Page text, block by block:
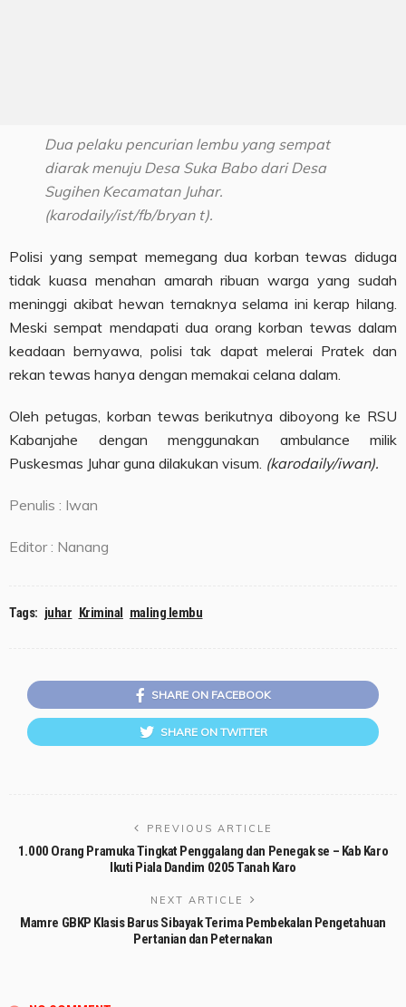
Dua pelaku pencurian lembu yang sempat
diarak menuju Desa Suka Babo dari Desa
Sugihen Kecamatan Juhar.
(karodaily/ist/fb/bryan t).
Polisi yang sempat memegang dua korban tewas diduga
tidak kuasa menahan amarah ribuan warga yang sudah
meninggi akibat hewan ternaknya selama ini kerap hilang.
Meski sempat mendapati dua orang korban tewas dalam
keadaan bernyawa, polisi tak dapat melerai Pratek dan
rekan tewas hanya dengan memakai celana dalam.
Oleh petugas, korban tewas berikutnya diboyong ke RSU
Kabanjahe dengan menggunakan ambulance milik
Puskesmas Juhar guna dilakukan visum. (karodaily/iwan).
Penulis : Iwan
Editor : Nanang
Tags: juhar Kriminal maling lembu
SHARE ON FACEBOOK
SHARE ON TWITTER
PREVIOUS ARTICLE
1.000 Orang Pramuka Tingkat Penggalang dan Penegak se – Kab Karo
Ikuti Piala Dandim 0205 Tanah Karo
NEXT ARTICLE
Mamre GBKP Klasis Barus Sibayak Terima Pembekalan Pengetahuan
Pertanian dan Peternakan